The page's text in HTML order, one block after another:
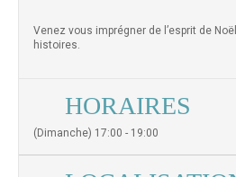
Venez vous imprégner de l’esprit de
histoires.
HORAIRES
(Dimanche) 17:00 - 19:00